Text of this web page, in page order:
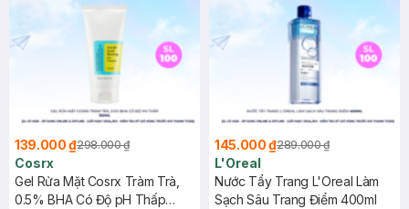
139.000 ₫298.000 ₫
Cosrx
Gel Rửa Mặt Cosrx Tràm Trà,
0.5% BHA Có Độ pH Thấp
145.000 ₫289.000 ₫
L'Oreal
Nước Tẩy Trang L'Oreal Làm
Sạch Sâu Trang Điểm 400ml